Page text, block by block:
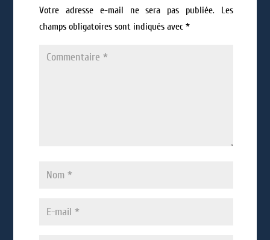
Votre adresse e-mail ne sera pas publiée.
Les
champs obligatoires sont indiqués avec *